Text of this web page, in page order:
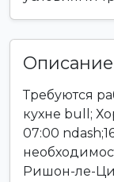
Требуются
кухне bull;
07:00
Ришон-ле-